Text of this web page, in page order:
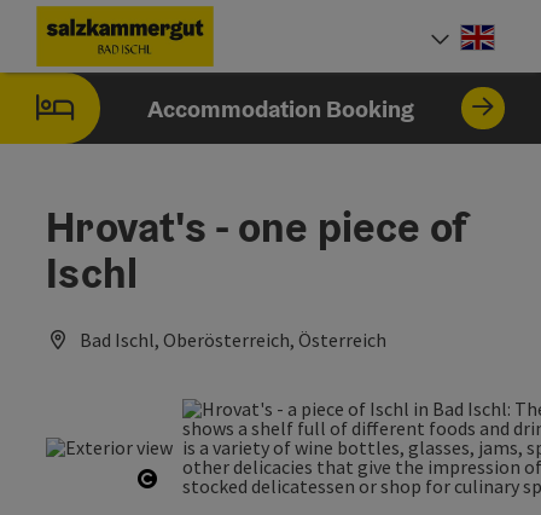
Accesskey
[0]
Accesskey
[1]
Accesskey
[2]
Accesskey
[7]
Accommodation Booking
Hrovat's - one piece of
Ischl
Bad Ischl, Oberösterreich, Österreich